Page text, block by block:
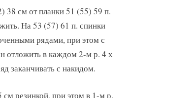
38 см от планки 51 (55) 59 п.
На 53 (57) 61 п. спинки
рядами, при этом с
отложить в каждом 2-м р. 4 х
заканчивать с накидом.
см резинкой, при этом в 1-м р.